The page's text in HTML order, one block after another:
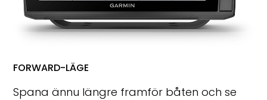
FORWARD-LÄGE
Spana ännu längre framför båten och se